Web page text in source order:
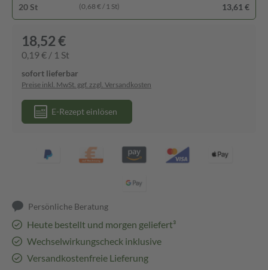
20 St (0,68 € / 1 St) 13,61 €
18,52 €
0,19 € / 1 St
sofort lieferbar
Preise inkl. MwSt. ggf. zzgl. Versandkosten
E-Rezept einlösen
Persönliche Beratung
Heute bestellt und morgen geliefert³
Wechselwirkungscheck inklusive
Versandkostenfreie Lieferung